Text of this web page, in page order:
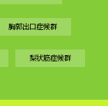
胸郭出口症候群
梨状筋症候群